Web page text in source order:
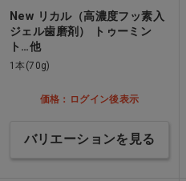
New リカル（高濃度フッ素入
ジェル歯磨剤） トゥーミン
ト…他
1本(70g)
価格：ログイン後表示
バリエーションを見る